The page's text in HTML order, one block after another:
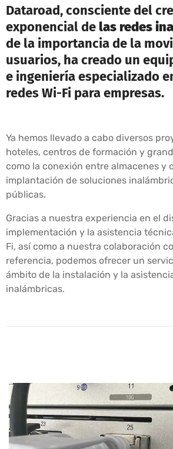
Dataroad, consciente del
exponencial delas redes
de la importancia de la
usuarios, ha creado un
e ingeniería especializado
redes Wi-Fi para empresas.
Ya hemos llevado a cabo diversos
hoteles, centros de formación y
como la conexión entre almacenes y
implantación de soluciones
públicas.
Gracias a nuestra experiencia en el
implementación y la asistencia
Fi, así como a nuestra colaboración
referencia, podemos ofrecer un
ámbito de la instalación y la
inalámbricas.